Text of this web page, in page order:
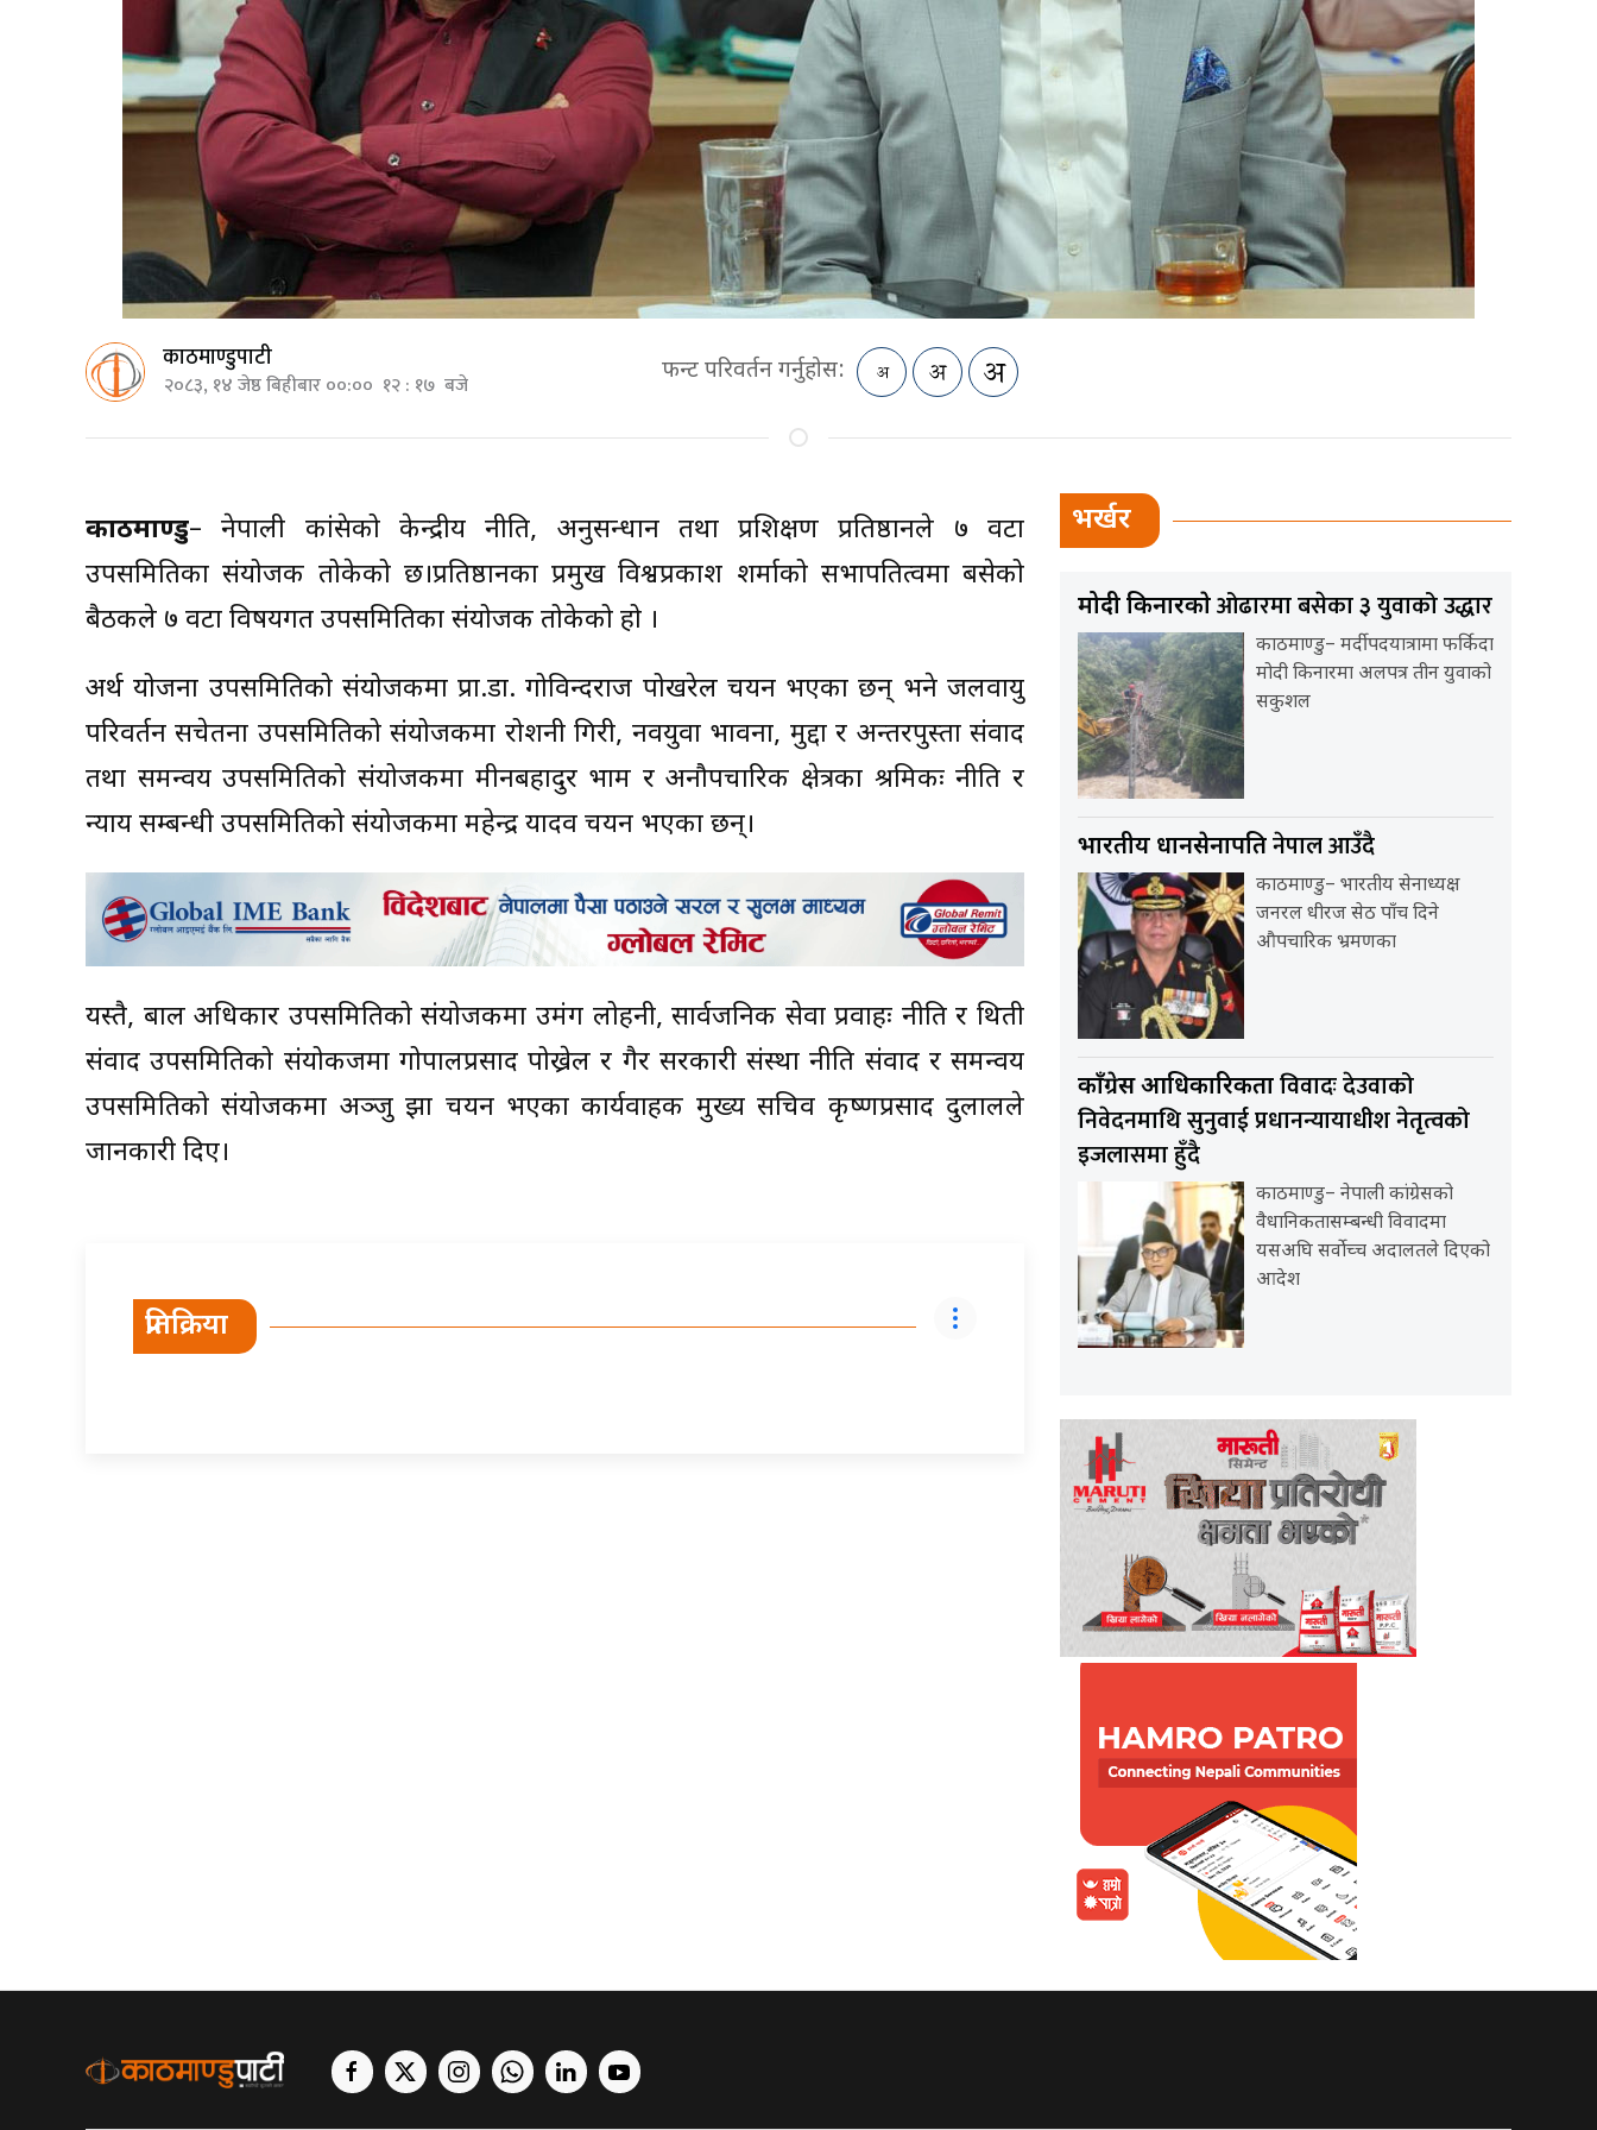
काठमाण्डुपाटी
२०८३, १४ जेष्ठ बिहीबार ००:०० १२ : १७ बजे फन्ट परिवर्तन गर्नुहोस:
काठमाण्डु– नेपाली कांग्रेसको केन्द्रीय नीति, अनुसन्धान तथा प्रशिक्षण प्रतिष्ठानले ७ वटा
उपसमितिका संयोजक तोकेको छ।प्रतिष्ठानका प्रमुख विश्वप्रकाश शर्माको सभापतित्वमा बसेको
बैठकले ७ वटा विषयगत उपसमितिका संयोजक तोकेको हो ।
अर्थ योजना उपसमितिको संयोजकमा प्रा.डा. गोविन्दराज पोखरेल चयन भएका छन् भने जलवायु
परिवर्तन सचेतना उपसमितिको संयोजकमा रोशनी गिरी, नवयुवा भावना, मुद्दा र अन्तरपुस्ता संवाद
तथा समन्वय उपसमितिको संयोजकमा मीनबहादुर भाम र अनौपचारिक क्षेत्रका श्रमिकः नीति र
न्याय सम्बन्धी उपसमितिको संयोजकमा महेन्द्र यादव चयन भएका छन्।
यस्तै, बाल अधिकार उपसमितिको संयोजकमा उमंग लोहनी, सार्वजनिक सेवा प्रवाहः नीति र थिती
संवाद उपसमितिको संयोकजमा गोपालप्रसाद पोख्रेल र गैर सरकारी संस्था नीति संवाद र समन्वय
उपसमितिको संयोजकमा अञ्जु झा चयन भएका कार्यवाहक मुख्य सचिव कृष्णप्रसाद दुलालले
जानकारी दिए।
प्रतिक्रिया
भर्खर
मोदी किनारकाेओढारमा बसेका ३ युवाको उद्धार
काठमाण्डु– मर्दी पदयात्रामा फर्किदा
मोदी किनारमा अलपत्र तीन युवाको
सकुशल
भारतीय प्रधानसेनापतिनेपाल आउँदै
काठमाण्डु– भारतीय सेनाध्यक्ष
जनरल धीरज सेठ पाँच दिने
औपचारिक भ्रमणका
काँग्रेस आधिकारिकताविवादः देउवाको
निवेदनमाथि सुनुवाई प्रधानन्यायाधीश नेतृत्वको
इजलासमा हुँदै
काठमाण्डु– नेपाली कांग्रेसको
वैधानिकतासम्बन्धी विवादमा
यसअघि सर्वोच्च अदालतले दिएको
आदेश